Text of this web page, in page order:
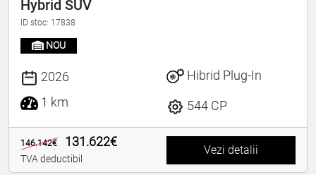
Hybrid SUV
ID stoc: 17838
NOU
2026
1 km
Hibrid Plug-In
544 CP
146.142€ 131.622€
TVA deductibil
Vezi detalii